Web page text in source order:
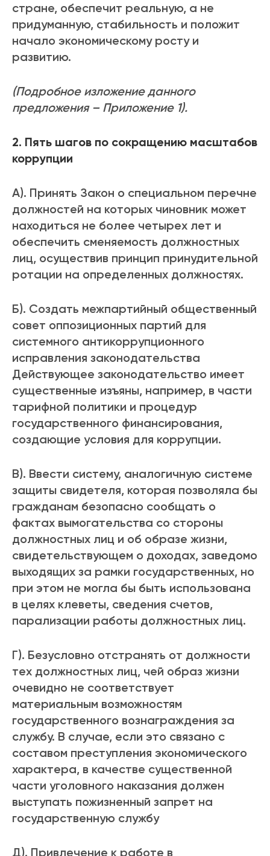
стране, обеспечит реальную, а не
придуманную, стабильность и положит
начало экономическому росту и
развитию.
(Подробное изложение данного
предложения – Приложение 1).
2. Пять шагов по сокращению масштабов
коррупции
А). Принять Закон о специальном перечне
должностей на которых чиновник может
находиться не более четырех лет и
обеспечить сменяемость должностных
лиц, осуществив принцип принудительной
ротации на определенных должностях.
Б). Создать межпартийный общественный
совет оппозиционных партий для
системного антикоррупционного
исправления законодательства
Действующее законодательство имеет
существенные изъяны, например, в части
тарифной политики и процедур
государственного финансирования,
создающие условия для коррупции.
В). Ввести систему, аналогичную системе
защиты свидетеля, которая позволяла бы
гражданам безопасно сообщать о
фактах вымогательства со стороны
должностных лиц и об образе жизни,
свидетельствующем о доходах, заведомо
выходящих за рамки государственных, но
при этом не могла бы быть использована
в целях клеветы, сведения счетов,
парализации работы должностных лиц.
Г). Безусловно отстранять от должности
тех должностных лиц, чей образ жизни
очевидно не соответствует
материальным возможностям
государственного вознаграждения за
службу. В случае, если это связано с
составом преступления экономического
характера, в качестве существенной
части уголовного наказания должен
выступать пожизненный запрет на
государственную службу
Д). Привлечение к работе в